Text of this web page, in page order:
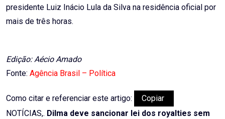
presidente Luiz Inácio Lula da Silva na residência oficial por
mais de três horas.
Edição: Aécio Amado
Fonte: Agência Brasil – Política
Como citar e referenciar este artigo:
Copiar
NOTÍCIAS,. Dilma deve sancionar lei dos royalties sem